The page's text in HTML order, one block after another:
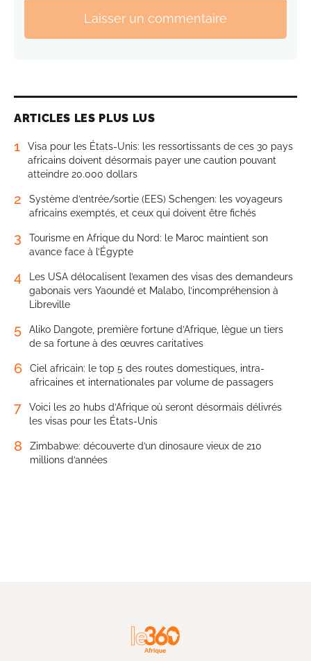
Laisser un commentaire
ARTICLES LES PLUS LUS
1
Visa pour les États-Unis: les ressortissants de ces 30 pays
africains doivent désormais payer une caution pouvant
atteindre 20.000 dollars
2
Système d’entrée/sortie (EES) Schengen: les voyageurs
africains exemptés, et ceux qui doivent être fichés
3
Tourisme en Afrique du Nord: le Maroc maintient son
avance face à l’Égypte
4
Les USA délocalisent l’examen des visas des demandeurs
gabonais vers Yaoundé et Malabo, l’incompréhension à
Libreville
5
Aliko Dangote, première fortune d’Afrique, lègue un tiers
de sa fortune à des œuvres caritatives
6
Ciel africain: le top 5 des routes domestiques, intra-
africaines et internationales par volume de passagers
7
Voici les 20 hubs d’Afrique où seront désormais délivrés
les visas pour les États-Unis
8
Zimbabwe: découverte d’un dinosaure vieux de 210
millions d’années